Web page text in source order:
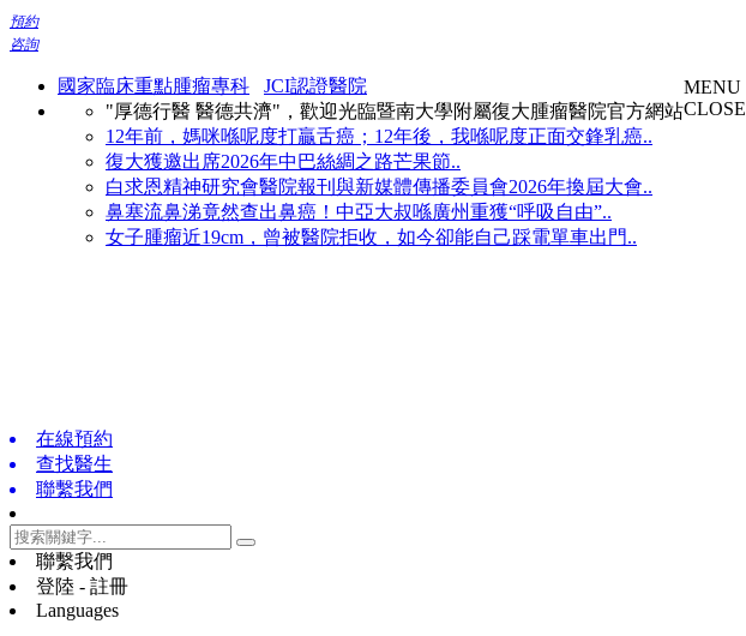
預約
咨詢
國家臨床重點腫瘤專科
JCI認證醫院
"厚德行醫 醫德共濟"，歡迎光臨暨南大學附屬復大腫瘤醫院官方網站
12年前，媽咪喺呢度打贏舌癌；12年後，我喺呢度正面交鋒乳癌..
復大獲邀出席2026年中巴絲綢之路芒果節..
白求恩精神研究會醫院報刊與新媒體傳播委員會2026年換屆大會..
鼻塞流鼻涕竟然查出鼻癌！中亞大叔喺廣州重獲“呼吸自由”..
女子腫瘤近19cm，曾被醫院拒收，如今卻能自己踩電單車出門..
MENU
CLOSE
在線預約
查找醫生
聯繫我們
聯繫我們
登陸 - 註冊
Languages